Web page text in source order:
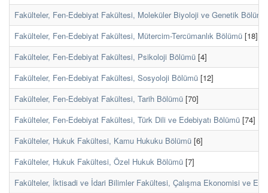
Fakülteler, Fen-Edebiyat Fakültesi, Moleküler Biyoloji ve Genetik Bölümü
Fakülteler, Fen-Edebiyat Fakültesi, Mütercim-Tercümanlık Bölümü [18]
Fakülteler, Fen-Edebiyat Fakültesi, Psikoloji Bölümü [4]
Fakülteler, Fen-Edebiyat Fakültesi, Sosyoloji Bölümü [12]
Fakülteler, Fen-Edebiyat Fakültesi, Tarih Bölümü [70]
Fakülteler, Fen-Edebiyat Fakültesi, Türk Dili ve Edebiyatı Bölümü [74]
Fakülteler, Hukuk Fakültesi, Kamu Hukuku Bölümü [6]
Fakülteler, Hukuk Fakültesi, Özel Hukuk Bölümü [7]
Fakülteler, İktisadi ve İdari Bilimler Fakültesi, Çalışma Ekonomisi ve